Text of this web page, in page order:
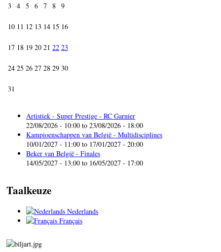
3 4 5 6 7 8 9
10 11 12 13 14 15 16
17 18 19 20 21 22 23
24 25 26 27 28 29 30
31
Artistiek - Super Prestige - RC Garnier
22/08/2026 - 10:00 to 23/08/2026 - 18:00
Kampioenschappen van België - Multidisciplines
10/01/2027 - 11:00 to 17/01/2027 - 20:00
Beker van België - Finales
14/05/2027 - 13:00 to 16/05/2027 - 17:00
Taalkeuze
Nederlands
Français